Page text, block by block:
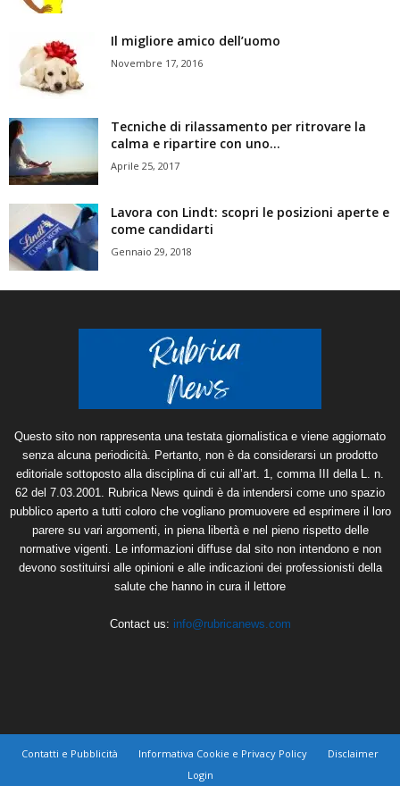
Il migliore amico dell’uomo
Novembre 17, 2016
Tecniche di rilassamento per ritrovare la
calma e ripartire con uno...
Aprile 25, 2017
Lavora con Lindt: scopri le posizioni aperte e
come candidarti
Gennaio 29, 2018
Questo sito non rappresenta una testata giornalistica e viene aggiornato
senza alcuna periodicità. Pertanto, non è da considerarsi un prodotto
editoriale sottoposto alla disciplina di cui all’art. 1, comma III della L. n.
62 del 7.03.2001. Rubrica News quindi è da intendersi come uno spazio
pubblico aperto a tutti coloro che vogliano promuovere ed esprimere il loro
parere su vari argomenti, in piena libertà e nel pieno rispetto delle
normative vigenti. Le informazioni diffuse dal sito non intendono e non
devono sostituirsi alle opinioni e alle indicazioni dei professionisti della
salute che hanno in cura il lettore
Contact us: info@rubricanews.com
Contatti e Pubblicità Informativa Cookie e Privacy Policy
Disclaimer
Login